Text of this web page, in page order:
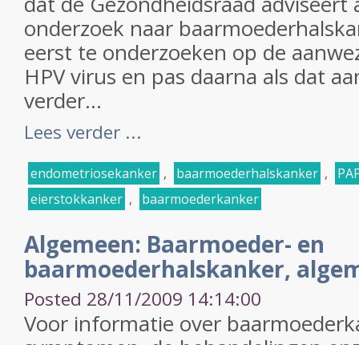
onderzoek naar
eerst te onderzoeken op de
HPV virus en pas daarna als dat
verder...
Lees verder ...
endometriosekanker , baarmoederhalskanker ,
eierstokkanker , baarmoederkanker
Algemeen: Baarmoeder- en
baarmoederhalskanker,
Posted 28/11/2009 14:14:00
Voor informatie over